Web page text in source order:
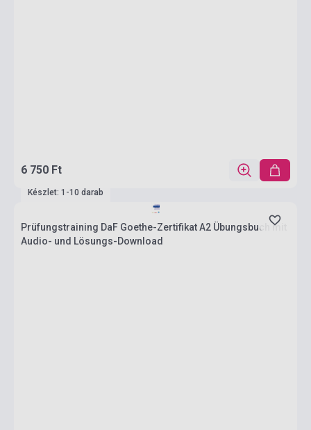
6 750 Ft
Készlet: 1-10 darab
Prüfungstraining DaF Goethe-Zertifikat A2 Übungsbuch mit
Audio- und Lösungs-Download